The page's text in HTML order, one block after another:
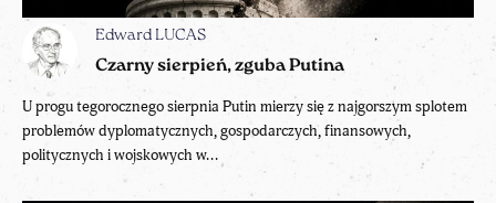
Edward LUCAS
Czarny sierpień, zguba Putina
U progu tegorocznego sierpnia Putin mierzy się z najgorszym splotem
problemów dyplomatycznych, gospodarczych, finansowych,
politycznych i wojskowych w...